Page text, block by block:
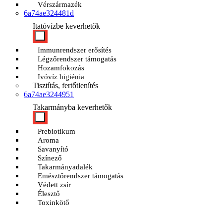
Vérszármazék
6a74ae324481d
Itatóvízbe keverhetők
Immunrendszer erősítés
Légzőrendszer támogatás
Hozamfokozás
Ivóvíz higiénia
Tisztítás, fertőtlenítés
6a74ae3244951
Takarmányba keverhetők
Prebiotikum
Aroma
Savanyító
Színező
Takarmányadalék
Emésztőrendszer támogatás
Védett zsír
Élesztő
Toxinkötő